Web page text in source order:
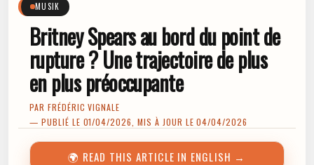
MUSIK
Britney Spears au bord du point de
rupture ? Une trajectoire de plus
en plus préoccupante
PAR FRÉDÉRIC VIGNALE
— PUBLIÉ LE 01/04/2026, MIS À JOUR LE 04/04/2026
🌍 READ THIS ARTICLE IN ENGLISH →